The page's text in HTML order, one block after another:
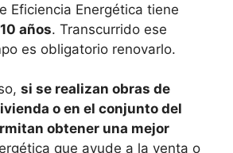
Eficiencia Energética tiene
años. Transcurrido ese
es obligatorio renovarlo.
si se realizan obras de
o en el conjunto del
obtener una mejor
que ayude a la venta o